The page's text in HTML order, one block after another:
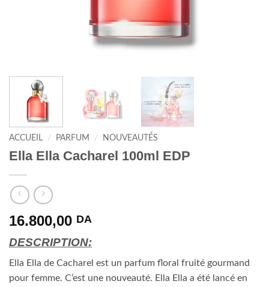
ACCUEIL / PARFUM / NOUVEAUTÉS
Ella Ella Cacharel 100ml EDP
16.800,00 DA
DESCRIPTION:
Ella Ella de Cacharel est un parfum floral fruité gourmand
pour femme. C’est une nouveauté. Ella Ella a été lancé en